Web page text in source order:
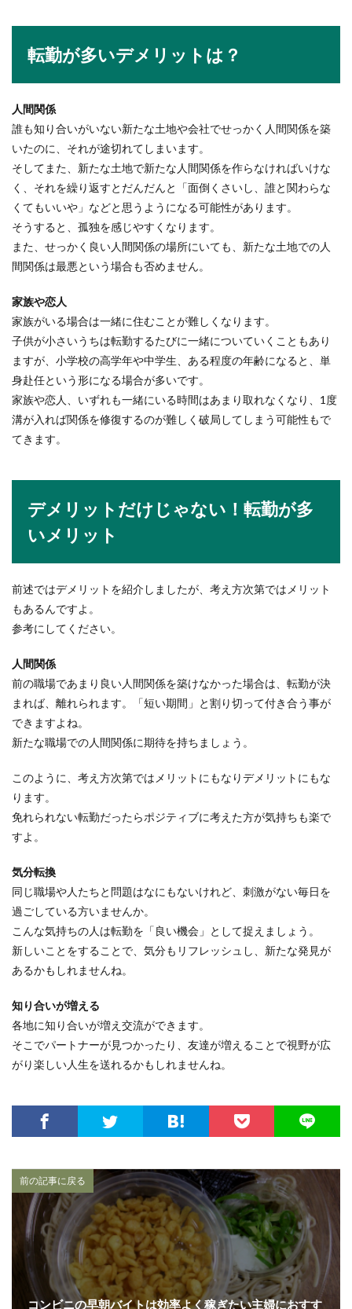
転勤が多いデメリットは？
人間関係
誰も知り合いがいない新たな土地や会社でせっかく人間関係を築
いたのに、それが途切れてしまいます。
そしてまた、新たな土地で新たな人間関係を作らなければいけな
く、それを繰り返すとだんだんと「面倒くさいし、誰と関わらな
くてもいいや」などと思うようになる可能性があります。
そうすると、孤独を感じやすくなります。
また、せっかく良い人間関係の場所にいても、新たな土地での人
間関係は最悪という場合も否めません。
家族や恋人
家族がいる場合は一緒に住むことが難しくなります。
子供が小さいうちは転勤するたびに一緒についていくこともあり
ますが、小学校の高学年や中学生、ある程度の年齢になると、単
身赴任という形になる場合が多いです。
家族や恋人、いずれも一緒にいる時間はあまり取れなくなり、1度
溝が入れば関係を修復するのが難しく破局してしまう可能性もで
てきます。
デメリットだけじゃない！転勤が多
いメリット
前述ではデメリットを紹介しましたが、考え方次第ではメリット
もあるんですよ。
参考にしてください。
人間関係
前の職場であまり良い人間関係を築けなかった場合は、転勤が決
まれば、離れられます。「短い期間」と割り切って付き合う事が
できますよね。
新たな職場での人間関係に期待を持ちましょう。
このように、考え方次第ではメリットにもなりデメリットにもな
ります。
免れられない転勤だったらポジティブに考えた方が気持ちも楽で
すよ。
気分転換
同じ職場や人たちと問題はなにもないけれど、刺激がない毎日を
過ごしている方いませんか。
こんな気持ちの人は転勤を「良い機会」として捉えましょう。
新しいことをすることで、気分もリフレッシュし、新たな発見が
あるかもしれませんね。
知り合いが増える
各地に知り合いが増え交流ができます。
そこでパートナーが見つかったり、友達が増えることで視野が広
がり楽しい人生を送れるかもしれませんね。
前の記事に戻る
コンビニの早朝バイトは効率よく稼ぎたい主婦におすす